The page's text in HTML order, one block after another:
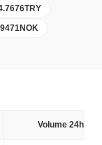
TRY
NOK
Volume 24h (%)